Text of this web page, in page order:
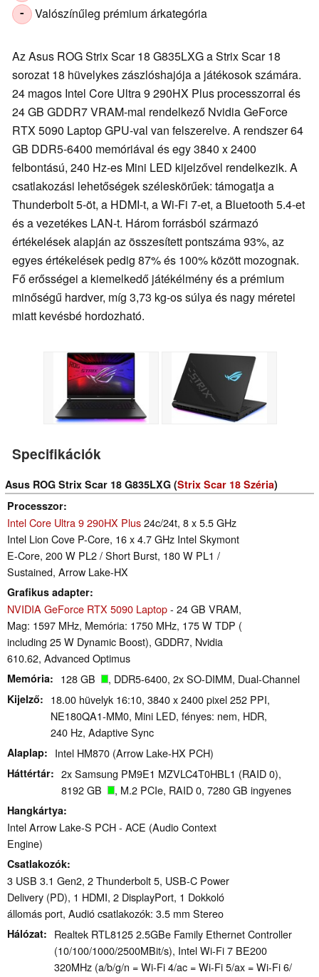
- Valószínűleg prémium árkategória
Az Asus ROG Strix Scar 18 G835LXG a Strix Scar 18
sorozat 18 hüvelykes zászlóshajója a játékosok számára.
24 magos Intel Core Ultra 9 290HX Plus processzorral és
24 GB GDDR7 VRAM-mal rendelkező Nvidia GeForce
RTX 5090 Laptop GPU-val van felszerelve. A rendszer 64
GB DDR5-6400 memóriával és egy 3840 x 2400
felbontású, 240 Hz-es Mini LED kijelzővel rendelkezik. A
csatlakozási lehetőségek széleskörűek: támogatja a
Thunderbolt 5-öt, a HDMI-t, a Wi-Fi 7-et, a Bluetooth 5.4-et
és a vezetékes LAN-t. Három forrásból származó
értékelések alapján az összesített pontszáma 93%, az
egyes értékelések pedig 87% és 100% között mozognak.
Fő erősségei a kiemelkedő játékélmény és a prémium
minőségű hardver, míg 3,73 kg-os súlya és nagy méretei
miatt kevésbé hordozható.
Specifikációk
Asus ROG Strix Scar 18 G835LXG (Strix Scar 18 Széria)
Processzor
Intel Core Ultra 9 290HX Plus24c/24t, 8 x 5.5 GHz
Intel Lion Cove P-Core, 16 x 4.7 GHz Intel Skymont
E-Core, 200 W PL2 / Short Burst, 180 W PL1 /
Sustained, Arrow Lake-HX
Grafikus adapter
NVIDIA GeForce RTX 5090 Laptop- 24 GB VRAM,
Mag: 1597 MHz, Memória: 1750 MHz, 175 W TDP (
including 25 W Dynamic Boost), GDDR7, Nvidia
610.62, Advanced Optimus
Memória 128 GB , DDR5-6400, 2x SO-DIMM, Dual-Channel
Kijelző
18.00 hüvelyk 16:10, 3840 x 2400 pixel 252 PPI,
NE180QA1-MM0, Mini LED, fényes: nem, HDR,
240 Hz, Adaptive Sync
Alaplap Intel HM870 (Arrow Lake-HX PCH)
Háttértár
2x Samsung PM9E1 MZVLC4T0HBL1 (RAID 0),
8192 GB
, M.2 PCIe, RAID 0, 7280 GB ingyenes
Hangkártya
Intel Arrow Lake-S PCH - ACE (Audio Context
Engine)
Csatlakozók
3 USB 3.1 Gen2, 2 Thunderbolt 5, USB-C Power
Delivery (PD), 1 HDMI, 2 DisplayPort, 1 Dokkoló
állomás port, Audió csatlakozók: 3.5 mm Stereo
Hálózat
Realtek RTL8125 2.5GBe Family Ethernet Controller
(10/100/1000/2500MBit/s), Intel Wi-Fi 7 BE200
320MHz (a/b/g/n = Wi-Fi 4/ac = Wi-Fi 5/ax = Wi-Fi 6/